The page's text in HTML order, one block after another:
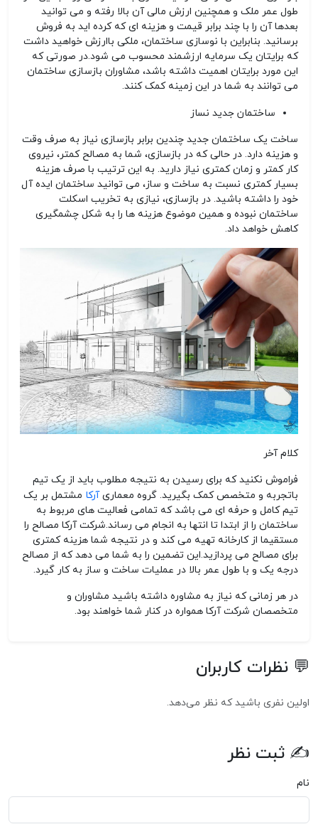
طول عمر ملک و همچنین ارزش مالی آن بالا رفته و می توانید
بعدها آن را با چند برابر قیمت و هزینه ای که کرده اید به فروش
برسانید. بنابراین با نوسازی ساختمان، ملکی باارزش خواهید داشت
که برایتان یک سرمایه ارزشمند محسوب می شود.در صورتی که
این مورد برایتان اهمیت داشته باشد، مشاوران بازسازی ساختمان
می توانند به شما در این زمینه کمک کنند.
ساختمان جدید نساز
ساخت یک ساختمان جدید چندین برابر بازسازی نیاز به صرف وقت
و هزینه دارد. در حالی که در بازسازی، شما به مصالح کمتر، نیروی
کار کمتر و زمان کمتری نیاز دارید. به این ترتیب با صرف هزینه
بسیار کمتری نسبت به ساخت و ساز، می توانید ساختمان ایده آل
خود را داشته باشید. در بازسازی، نیازی به تخریب اسکلت
ساختمان نبوده و همین موضوع هزینه ها را به شکل چشمگیری
کاهش خواهد داد.
کلام آخر
فراموش نکنید که برای رسیدن به نتیجه مطلوب باید از یک تیم
باتجربه و متخصص کمک بگیرید. گروه معماریآرکا مشتمل بر یک
تیم کامل و حرفه ای می باشد که تمامی فعالیت های مربوط به
ساختمان را از ابتدا تا انتها به انجام می رساند.شرکت آرکا مصالح را
مستقیما از کارخانه تهیه می کند و در نتیجه شما هزینه کمتری
برای مصالح می پردازید.این تضمین را به شما می دهد که از مصالح
درجه یک و با طول عمر بالا در عملیات ساخت و ساز به کار گیرد.
در هر زمانی که نیاز به مشاوره داشته باشید مشاوران و
متخصصان شرکت آرکا همواره در کنار شما خواهند بود.
💬 نظرات کاربران
اولین نفری باشید که نظر می‌دهد.
✍ ثبت نظر
نام